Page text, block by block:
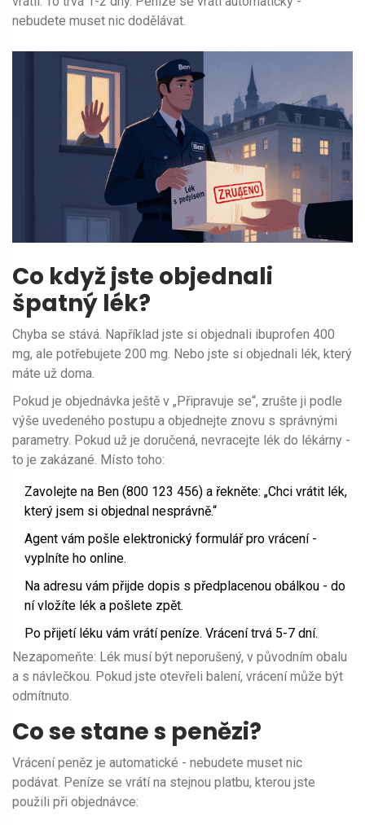
nebudete muset nic dodělávat.
Co když jste objednali
špatný lék?
Chyba se stává. Například jste si objednali ibuprofen 400
mg, ale potřebujete 200 mg. Nebo jste si objednali lék, který
máte už doma.
Pokud je objednávka ještě v „Připravuje se“, zrušte ji podle
výše uvedeného postupu a objednejte znovu s správnými
parametry. Pokud už je doručená, nevracejte lék do lékárny -
to je zakázané. Místo toho:
Zavolejte na Ben (800 123 456) a řekněte: „Chci vrátit lék,
který jsem si objednal nesprávně.“
Agent vám pošle elektronický formulář pro vrácení -
vyplníte ho online.
Na adresu vám přijde dopis s předplacenou obálkou - do
ní vložíte lék a pošlete zpět.
Po přijetí léku vám vrátí peníze. Vrácení trvá 5-7 dní.
Nezapomeňte: Lék musí být neporušený, v původním obalu
a s návlečkou. Pokud jste otevřeli balení, vrácení může být
odmítnuto.
Co se stane s penězi?
Vrácení peněz je automatické - nebudete muset nic
podávat. Peníze se vrátí na stejnou platbu, kterou jste
použili při objednávce: